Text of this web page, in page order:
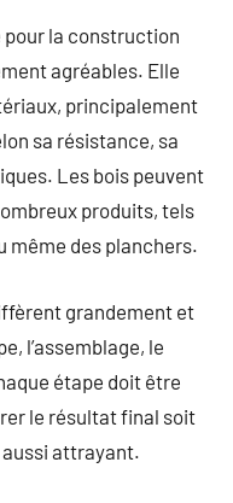
la construction
agréables. Elle
principalement
sa résistance, sa
Les bois peuvent
produits, tels
même des planchers.
grandement et
l’assemblage, le
étape doit être
le résultat final soit
attrayant.